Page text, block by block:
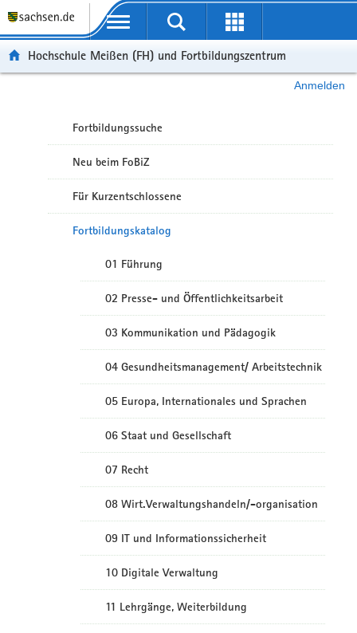
Portalübergreifende Navigation
Hochschule Meißen (FH) und Fortbildungszentrum
Anmelden
Fortbildungssuche
Neu beim FoBiZ
Für Kurzentschlossene
Fortbildungskatalog
01 Führung
02 Presse- und Öffentlichkeitsarbeit
03 Kommunikation und Pädagogik
04 Gesundheitsmanagement/ Arbeitstechnik
05 Europa, Internationales und Sprachen
06 Staat und Gesellschaft
07 Recht
08 Wirt.Verwaltungshandeln/-organisation
09 IT und Informationssicherheit
10 Digitale Verwaltung
11 Lehrgänge, Weiterbildung